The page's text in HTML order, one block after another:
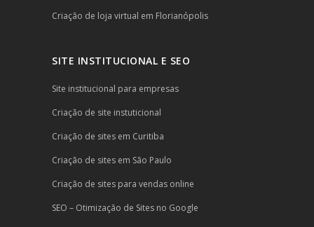
Criação de loja virtual em Florianópolis
SITE INSTITUCIONAL E SEO
Site institucional para empresas
Criação de site instuticional
Criação de sites em Curitiba
Criação de sites em São Paulo
Criação de sites para vendas online
SEO – Otimização de Sites no Google